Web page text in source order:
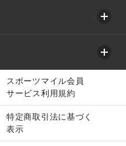
スポーツマイル会員
サービス利用規約
特定商取引法に基づく
表示